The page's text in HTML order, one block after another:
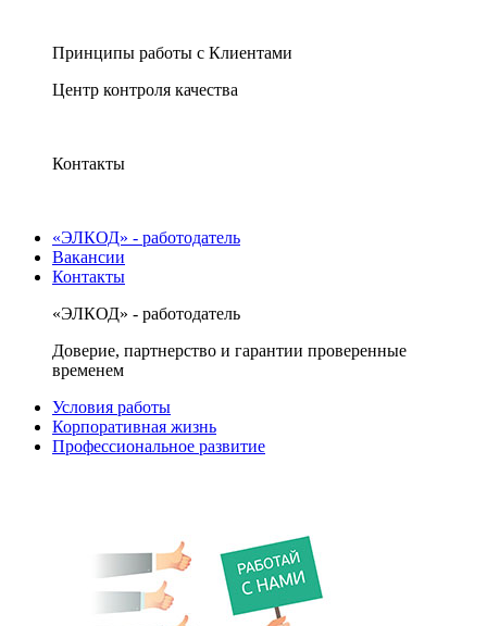
Принципы работы с Клиентами
Центр контроля качества
Контакты
«ЭЛКОД» - работодатель
Вакансии
Контакты
«ЭЛКОД» - работодатель
Доверие, партнерство и гарантии проверенные
временем
Условия работы
Корпоративная жизнь
Профессиональное развитие